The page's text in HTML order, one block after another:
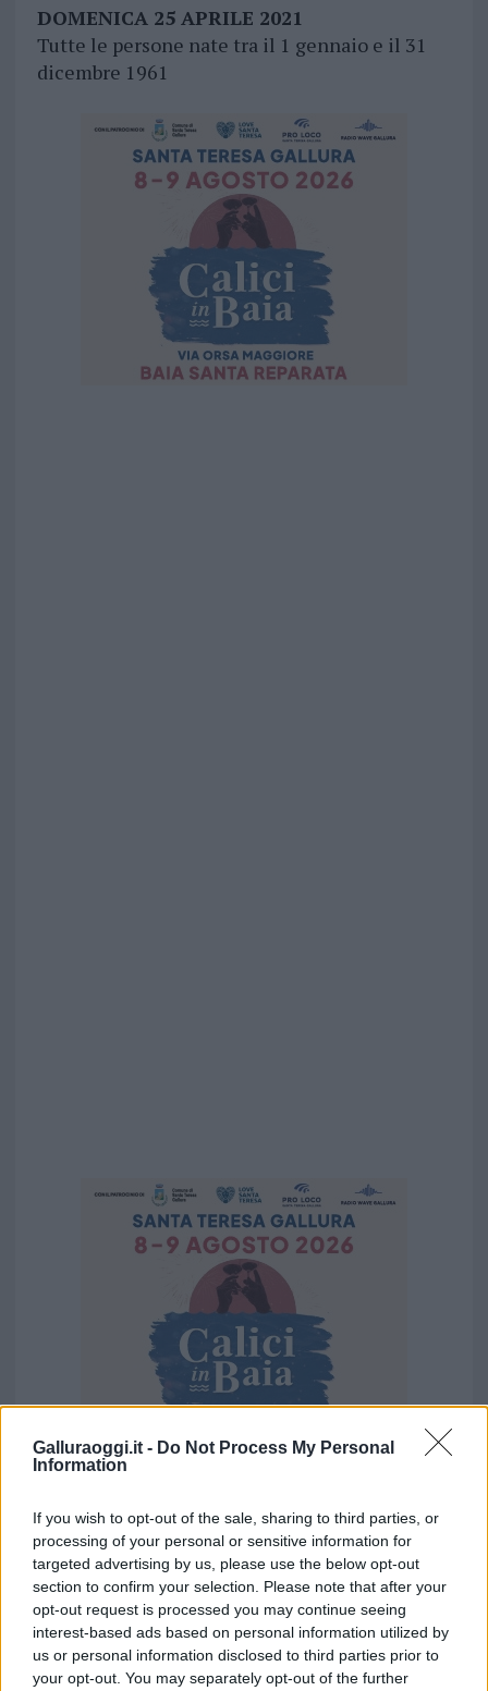
Galluraoggi.it - Do Not Process My Personal
Information
If you wish to opt-out of the sale, sharing to third parties, or
processing of your personal or sensitive information for
targeted advertising by us, please use the below opt-out
section to confirm your selection. Please note that after your
opt-out request is processed you may continue seeing
interest-based ads based on personal information utilized by
us or personal information disclosed to third parties prior to
your opt-out. You may separately opt-out of the further
DOMENICA 25 APRILE 2021
Tutte le persone nate tra il 1 gennaio e il 31
dicembre 1961
Vuoi rimuovere le pubblicità nazionali?
Puoi abbonarti asoli € 1,10 al mese
cliccandoqui
Sei già abbonato?